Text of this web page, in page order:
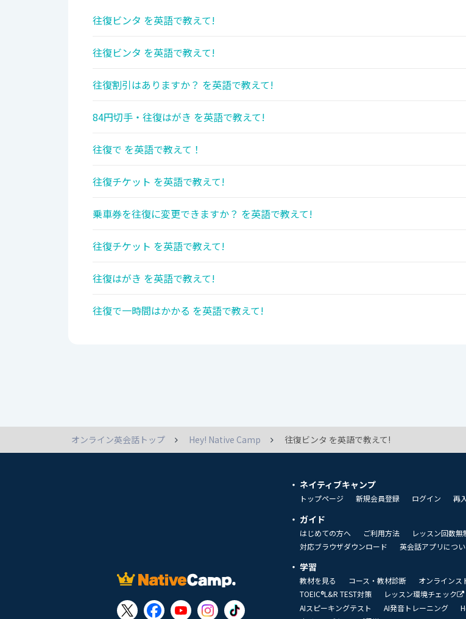
往復ビンタ を英語で教えて!
往復ビンタ を英語で教えて!
往復割引はありますか？ を英語で教えて!
84円切手・往復はがき を英語で教えて!
往復で を英語で教えて！
往復チケット を英語で教えて!
乗車券を往復に変更できますか？ を英語で教えて!
往復チケット を英語で教えて!
往復はがき を英語で教えて!
往復で一時間はかかる を英語で教えて!
オンライン英会話トップ Hey! Native Camp 往復ビンタ を英語で教えて!
ネイティブキャンプ
トップページ 新規会員登録 ログイン 再
ガイド
はじめての方へ ご利用方法 レッスン回数無
対応ブラウザダウンロード
英会話アプリにつ
学習
教材を見る コース・教材診断 オンラインス
TOEIC®L&R TEST対策
レッスン環境チェック
AIスピーキングテスト
AI発音トレーニング